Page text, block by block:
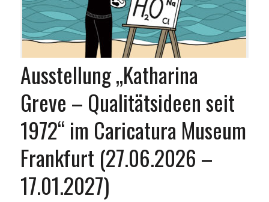
Ausstellung „Katharina
Greve – Qualitätsideen seit
1972“ im Caricatura Museum
Frankfurt (27.06.2026 –
17.01.2027)